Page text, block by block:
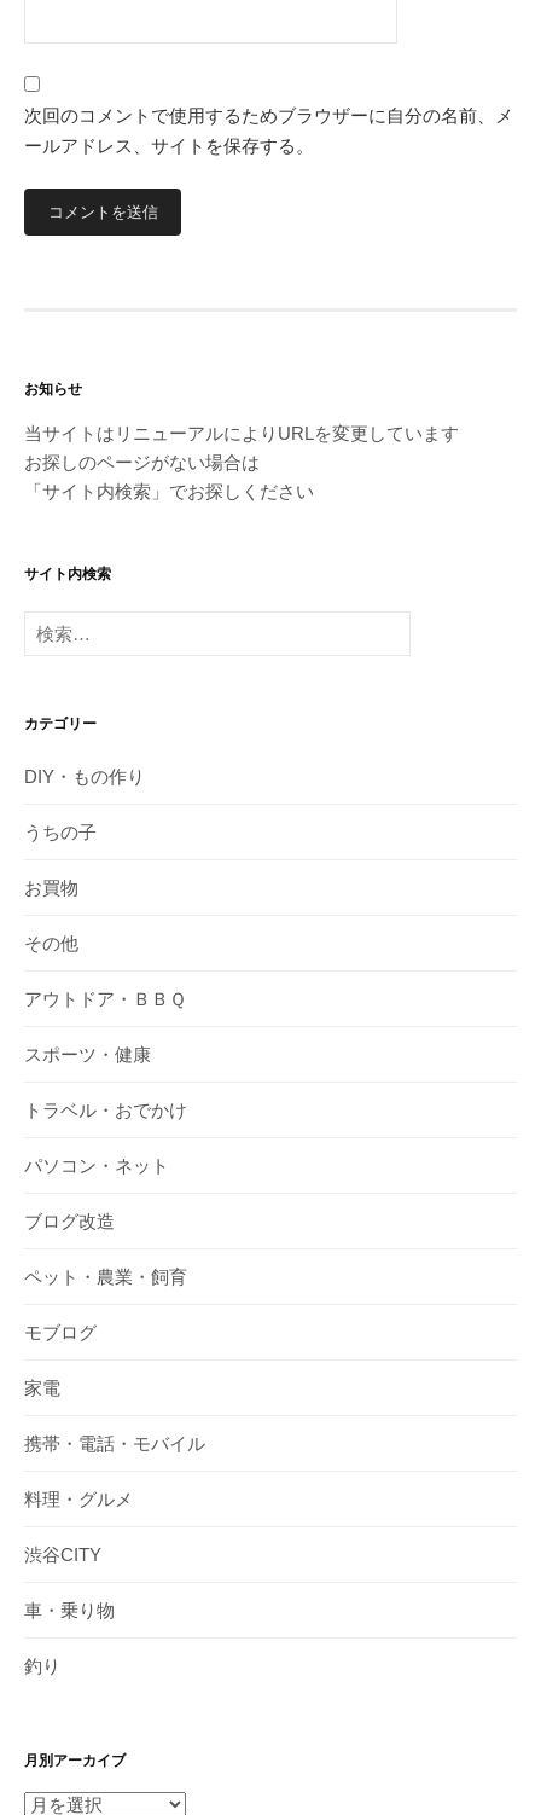
次回のコメントで使用するためブラウザーに自分の名前、メ
ールアドレス、サイトを保存する。
お知らせ
当サイトはリニューアルによりURLを変更しています
お探しのページがない場合は
「サイト内検索」でお探しください
サイト内検索
検
索:
カテゴリー
DIY・もの作り
うちの子
お買物
その他
アウトドア・ＢＢＱ
スポーツ・健康
トラベル・おでかけ
パソコン・ネット
ブログ改造
ペット・農業・飼育
モブログ
家電
携帯・電話・モバイル
料理・グルメ
渋谷CITY
車・乗り物
釣り
月別アーカイブ
月